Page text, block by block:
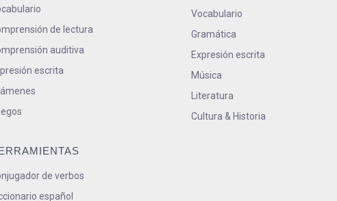
de lectura
auditiva
escrita
de verbos
español
Vocabulario
Gramática
Expresión escrita
Música
Literatura
Cultura & Historia